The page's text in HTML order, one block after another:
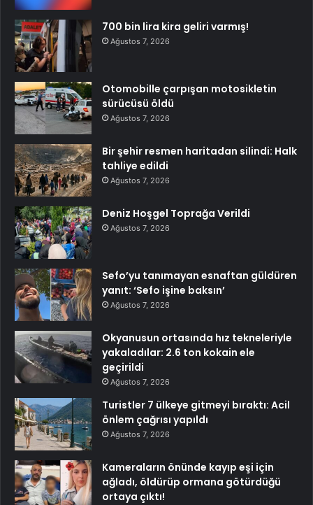
700 bin lira kira geliri varmış!
Ağustos 7, 2026
Otomobille çarpışan motosikletin
sürücüsü öldü
Ağustos 7, 2026
Bir şehir resmen haritadan silindi: Halk
tahliye edildi
Ağustos 7, 2026
Deniz Hoşgel Toprağa Verildi
Ağustos 7, 2026
Sefo’yu tanımayan esnaftan güldüren
yanıt: ‘Sefo işine baksın’
Ağustos 7, 2026
Okyanusun ortasında hız tekneleriyle
yakaladılar: 2.6 ton kokain ele
geçirildi
Ağustos 7, 2026
Turistler 7 ülkeye gitmeyi bıraktı: Acil
önlem çağrısı yapıldı
Ağustos 7, 2026
Kameraların önünde kayıp eşi için
ağladı, öldürüp ormana götürdüğü
ortaya çıktı!